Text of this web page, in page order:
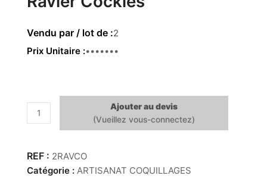
2
Prix Unitaire 12.00 €
quantité
de
Cockles
Ajouter au devis
2RAVCO
Catégorie : ARTISANAT COQUILLAGES